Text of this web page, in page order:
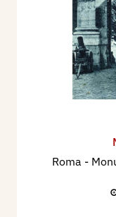
Roma -